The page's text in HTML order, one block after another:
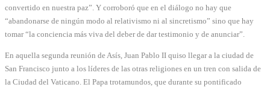
convertido en nuestra paz”. Y corroboró que en el diálogo no hay que
“abandonarse de ningún modo al relativismo ni al sincretismo” sino que hay
tomar “la conciencia más viva del deber de dar testimonio y de anunciar”.
En aquella segunda reunión de Asís, Juan Pablo II quiso llegar a la ciudad de
San Francisco junto a los líderes de las otras religiones en un tren con salida de
la Ciudad del Vaticano. El Papa trotamundos, que durante su pontificado